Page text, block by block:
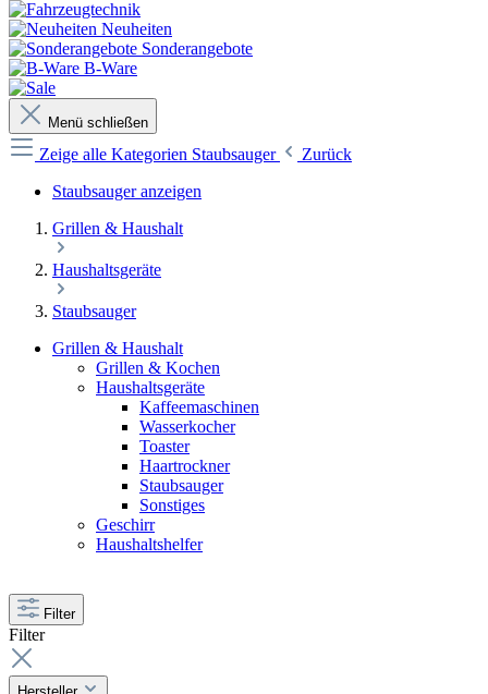
Neuheiten
Sonderangebote
B-Ware
Menü schließen
Zeige alle Kategorien Staubsauger
Zurück
Staubsauger anzeigen
Grillen & Haushalt
Haushaltsgeräte
Staubsauger
Grillen & Haushalt
Grillen & Kochen
Haushaltsgeräte
Kaffeemaschinen
Wasserkocher
Toaster
Haartrockner
Staubsauger
Sonstiges
Geschirr
Haushaltshelfer
Filter
Filter